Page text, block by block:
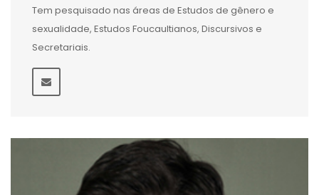
Tem pesquisado nas áreas de Estudos de gênero e
sexualidade, Estudos Foucaultianos, Discursivos e
Secretariais.